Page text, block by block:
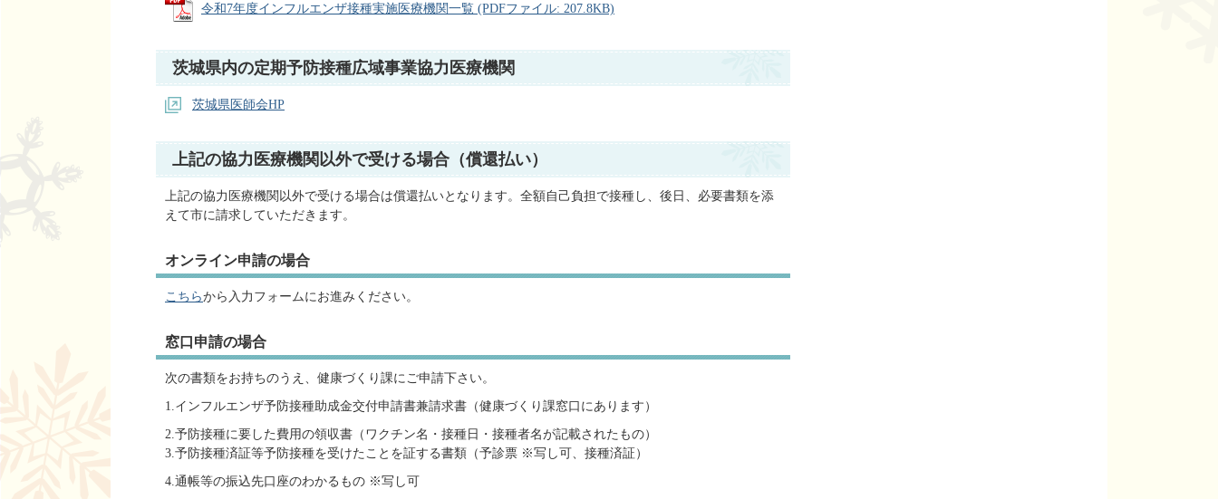
令和7年度インフルエンザ接種実施医療機関一覧 (PDFファイル: 207.8KB)
茨城県内の定期予防接種広域事業協力医療機関
茨城県医師会HP
上記の協力医療機関以外で受ける場合（償還払い）
上記の協力医療機関以外で受ける場合は償還払いとなります。全額自己負担で接種し、後日、必要書類を添
えて市に請求していただきます。
オンライン申請の場合
こちらから入力フォームにお進みください。
窓口申請の場合
次の書類をお持ちのうえ、健康づくり課にご申請下さい。
1.インフルエンザ予防接種助成金交付申請書兼請求書（健康づくり課窓口にあります）
2.予防接種に要した費用の領収書（ワクチン名・接種日・接種者名が記載されたもの）
3.予防接種済証等予防接種を受けたことを証する書類（予診票 ※写し可、接種済証）
4.通帳等の振込先口座のわかるもの ※写し可